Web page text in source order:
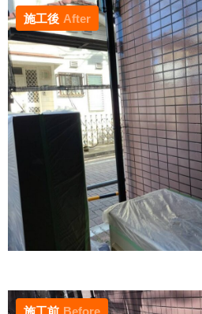
施工後 After